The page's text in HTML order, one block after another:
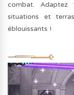
combat.
situations et
éblouissants !